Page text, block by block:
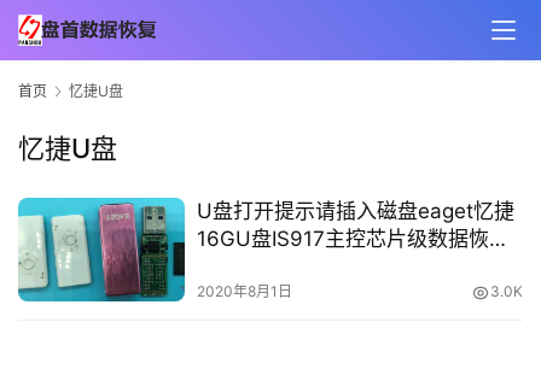
首页 忆捷U盘
忆捷U盘
U盘打开提示请插入磁盘eaget忆捷
16GU盘IS917主控芯片级数据恢复
2020年8月1日 3.0K